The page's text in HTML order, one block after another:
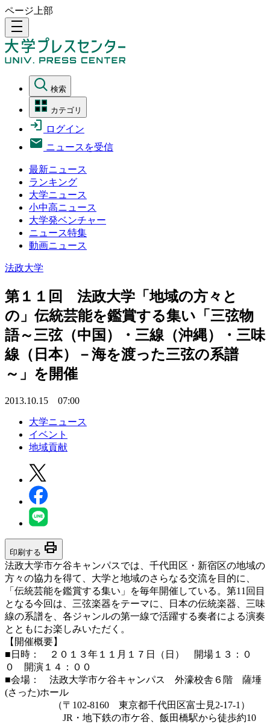
ページ上部
density_medium
検索
カテゴリ
ログイン
ニュースを受信
最新ニュース
ランキング
大学ニュース
小中高ニュース
大学発ベンチャー
ニュース特集
動画ニュース
法政大学
第１１回 法政大学「地域の方々と
の」伝統芸能を鑑賞する集い「三弦物
語～三弦（中国）・三線（沖縄）・三味
線（日本）－海を渡った三弦の系譜
～」を開催
2013.10.15 07:00
大学ニュース
イベント
地域貢献
印刷する print
法政大学市ケ谷キャンパスでは、千代田区・新宿区の地域の
方々の協力を得て、大学と地域のさらなる交流を目的に、
「伝統芸能を鑑賞する集い」を毎年開催している。第11回目
となる今回は、三弦楽器をテーマに、日本の伝統楽器、三味
線の系譜を、各ジャンルの第一線で活躍する奏者による演奏
とともにお楽しみいただく。
【開催概要】
■日時： ２０１３年１１月１７日（日） 開場１３：０
０ 開演１４：００
■会場： 法政大学市ケ谷キャンパス 外濠校舎６階 薩埵
(さった)ホール
（〒102-8160 東京都千代田区富士見2-17-1）
JR・地下鉄の市ケ谷、飯田橋駅から徒歩約10